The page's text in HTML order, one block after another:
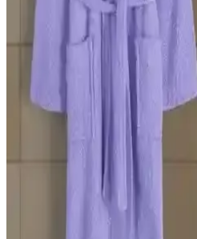
İki farklı bornoz modeli olan
Rozet Tekstil büyük beden
ve kalite özellikleri detaylı şekilde
Esmen ve Şilay Home
Karşılaştırması ve Kullanıcı
İki farklı bornoz ürününün malzeme
kolaylığı gibi kriterlerle detaylı
birlikte sunuluyor.
Oyalı Textile Organik
Büyük Beden Bornoz
Bu makalede, organik pamuk ve